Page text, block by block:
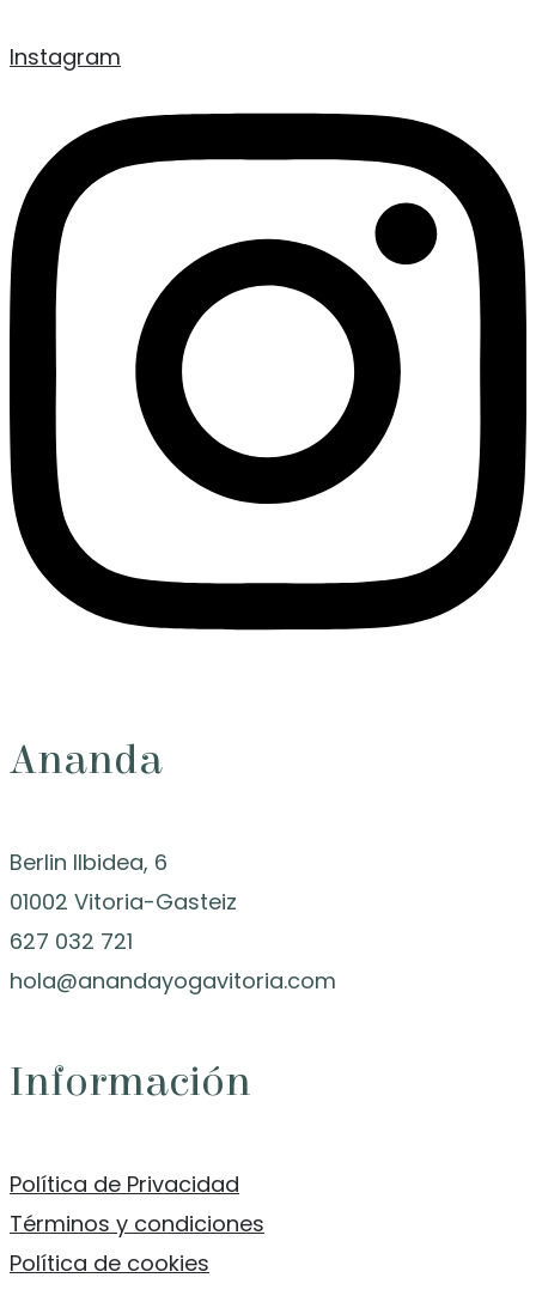
Instagram
Ananda
Berlin Ilbidea, 6
01002 Vitoria-Gasteiz
627 032 721
hola@anandayogavitoria.com
Información
Política de Privacidad
Términos y condiciones
Política de cookies